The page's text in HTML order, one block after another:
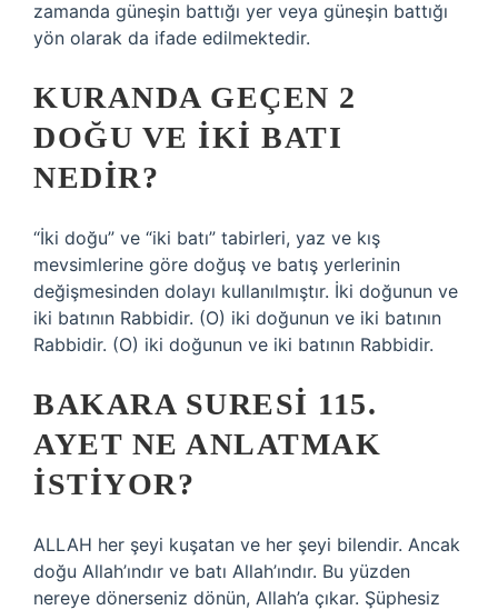
zamanda güneşin battığı yer veya güneşin battığı
yön olarak da ifade edilmektedir.
KURANDA GEÇEN 2
DOĞU VE IKI BATI
NEDIR?
“İki doğu” ve “iki batı” tabirleri, yaz ve kış
mevsimlerine göre doğuş ve batış yerlerinin
değişmesinden dolayı kullanılmıştır. İki doğunun ve
iki batının Rabbidir. (O) iki doğunun ve iki batının
Rabbidir. (O) iki doğunun ve iki batının Rabbidir.
BAKARA SURESI 115.
AYET NE ANLATMAK
ISTIYOR?
ALLAH her şeyi kuşatan ve her şeyi bilendir. Ancak
doğu Allah’ındır ve batı Allah’ındır. Bu yüzden
nereye dönerseniz dönün, Allah’a çıkar. Şüphesiz